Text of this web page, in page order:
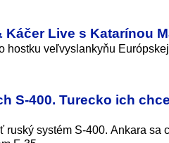
Live s Katarínou
hostku veľvyslankyňu
S‑400. Turecko ich
systém S-400. Ankara sa